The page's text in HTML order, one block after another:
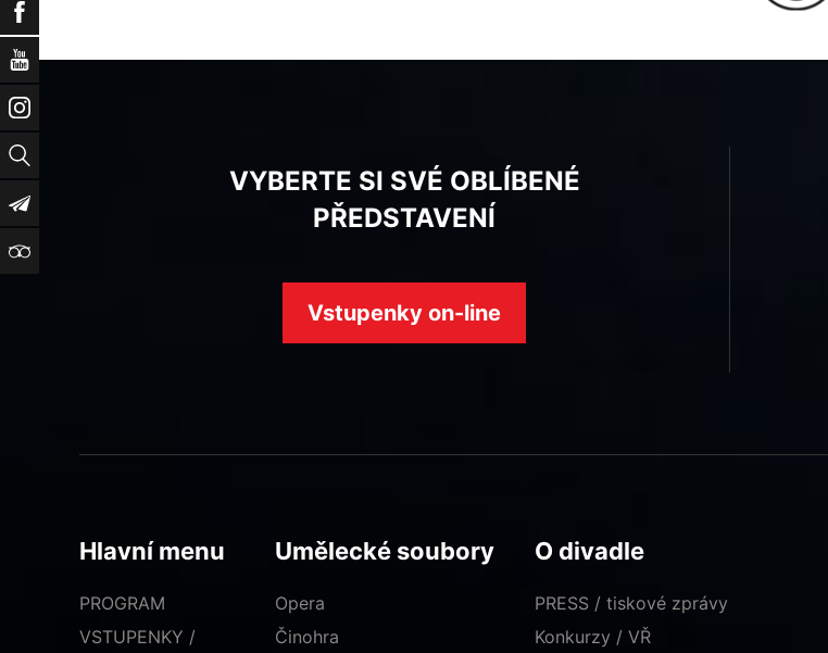
Facebook
YouTube
Instagram
Vyhledat
Newsletter
TripAdvisor
VYBERTE SI SVÉ OBLÍBENÉ
PŘEDSTAVENÍ
Vstupenky on-line
Hlavní menu
PROGRAM
VSTUPENKY /
Umělecké soubory
Opera
Činohra
O divadle
PRESS / tiskové zprávy
Konkurzy / VŘ